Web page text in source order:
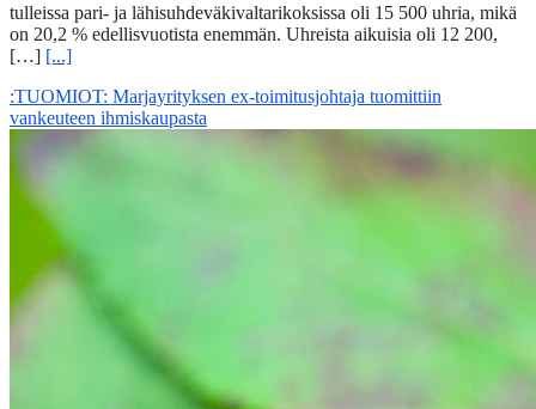
tulleissa pari- ja lähisuhdeväkivaltarikoksissa oli 15 500 uhria, mikä
on 20,2 % edellisvuotista enemmän. Uhreista aikuisia oli 12 200,
[…] [...]
:TUOMIOT: Marjayrityksen ex-toimitusjohtaja tuomittiin
vankeuteen ihmiskaupasta